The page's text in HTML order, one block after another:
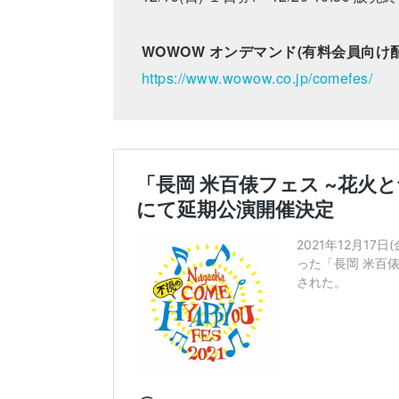
WOWOW オンデマンド(有料会員向け
https://www.wowow.co.jp/comefes/